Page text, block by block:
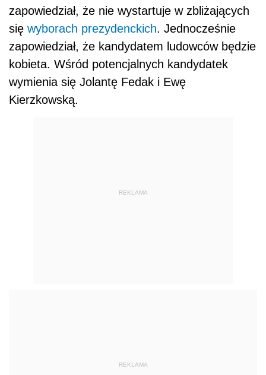
zapowiedział, że nie wystartuje w zbliżających
się wyborach prezydenckich. Jednocześnie
zapowiedział, że kandydatem ludowców będzie
kobieta. Wśród potencjalnych kandydatek
wymienia się Jolantę Fedak i Ewę
Kierzkowską.
REKLAMA
REKLAMA